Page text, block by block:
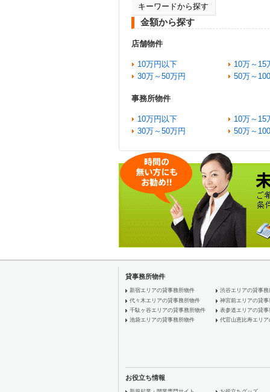
キーワードから探す
金額から探す
店舗物件
10万円以下
10万～15
30万～50万円
50万～
事務所物件
10万円以下
10万～15
30万～50万円
50万～
貸事務所物件
新宿エリアの貸事務所物件
代々木エリアの貸事務所物件
千駄ヶ谷エリアの貸事務所物件
池袋エリアの貸事務所物件
渋谷エリアの貸事務
神宮前エリアの貸事
表参道エリアの貸事
代官山恵比寿エリ
お役立ち情報